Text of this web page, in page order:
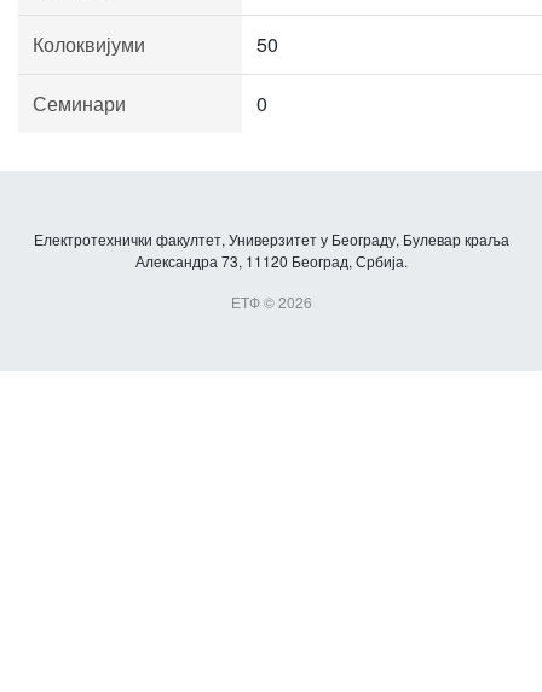
Колоквијуми 50
Семинари 0
Електротехнички факултет, Универзитет у Београду, Булевар краља
Александра 73, 11120 Београд, Србија.
ЕТФ © 2026